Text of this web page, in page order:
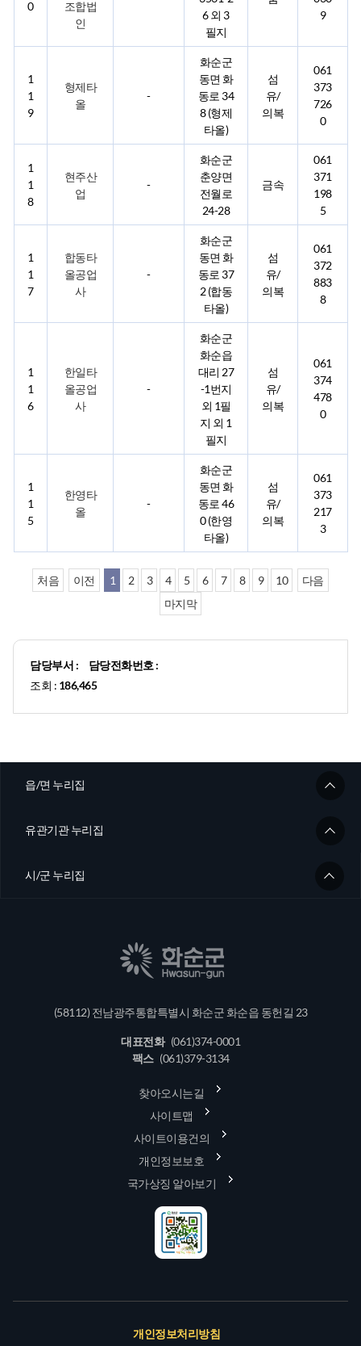
0
조합법
인
6 외 3
필지
9
1
1
9
형제타
올
-
화순군
동면 화
동로 34
8 (형제
타올)
섬
유/
의복
061
373
726
0
1
1
8
현주산
업
-
화순군
춘양면
전월로
24-28
금속
061
371
198
5
1
1
7
합동타
올공업
사
-
화순군
동면 화
동로 37
2 (합동
타올)
섬
유/
의복
061
372
883
8
1
1
6
한일타
올공업
사
-
화순군
화순읍
대리 27
-1번지
외 1필
지 외 1
필지
섬
유/
의복
061
374
478
0
1
1
5
한영타
올
-
화순군
동면 화
동로 46
0 (한영
타올)
섬
유/
의복
061
373
217
3
처음 이전 1 2 3 4 5 6 7 8 9 10
다음
마지막
담당부서 :
담당전화번호 :
조회 : 186,465
읍/면 누리집
유관기관 누리집
시/군 누리집
(58112) 전남광주통합특별시 화순군 화순읍 동헌길 23
대표전화 (061)374-0001
팩스 (061)379-3134
찾아오시는길
사이트맵
사이트이용건의
개인정보보호
국가상징 알아보기
개인정보처리방침